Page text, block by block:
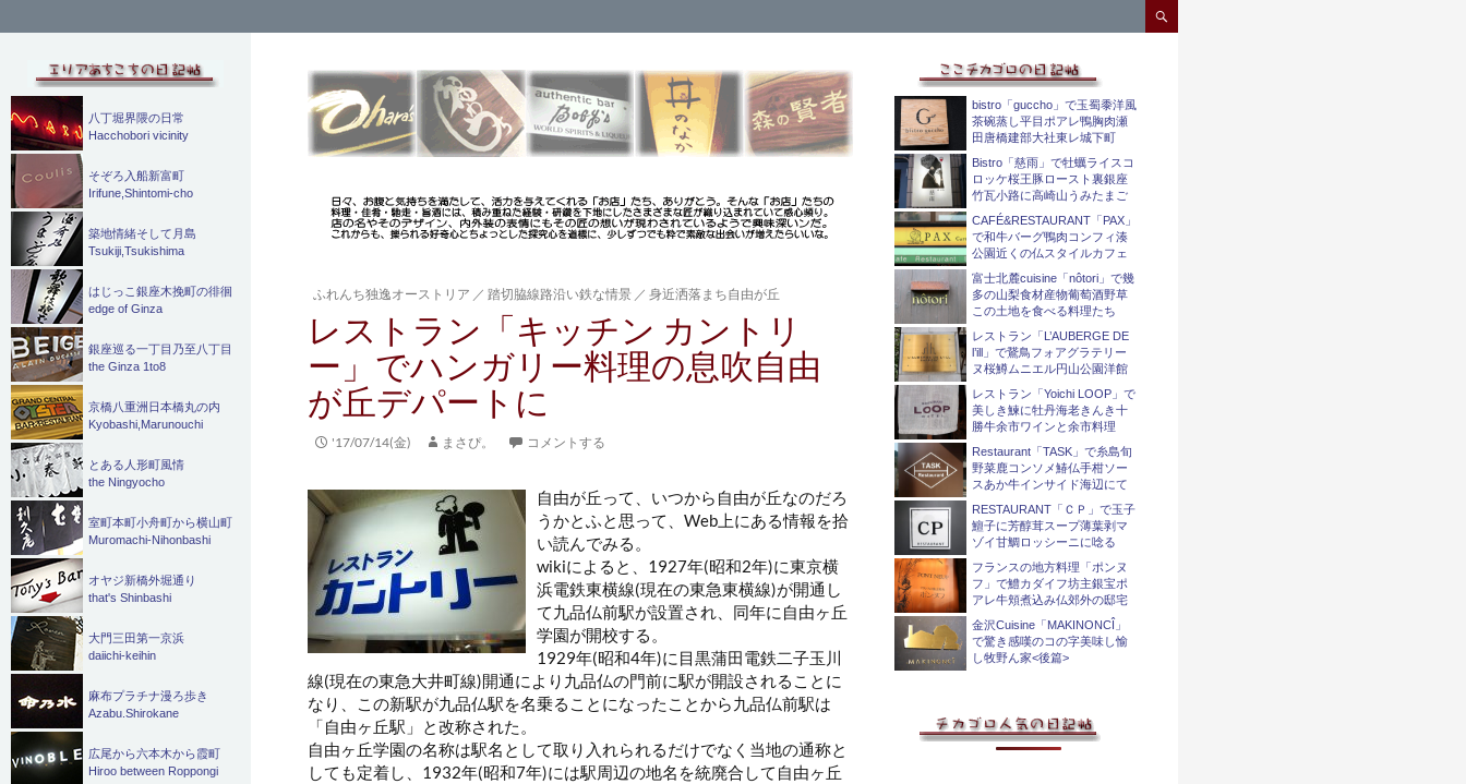
索
ふれんち独逸オーストリア ／踏切脇線路沿い鉄な情景 ／身近洒落まち自由が丘
レストラン「キッチン カントリ
ー」でハンガリー料理の息吹自由
が丘デパートに
'17/07/14(金) まさぴ。 コメントする
自由が丘って、いつから自由が丘なのだろ
うかとふと思って、Web上にある情報を拾
い読んでみる。
wikiによると、1927年(昭和2年)に東京横
浜電鉄東横線(現在の東急東横線)が開通し
て九品仏前駅が設置され、同年に自由ヶ丘
学園が開校する。
1929年(昭和4年)に目黒蒲田電鉄二子玉川
線(現在の東急大井町線)開通により九品仏の門前に駅が開設されることに
なり、この新駅が九品仏駅を名乗ることになったことから九品仏前駅は
「自由ヶ丘駅」と改称された。
自由ヶ丘学園の名称は駅名として取り入れられるだけでなく当地の通称と
しても定着し、1932年(昭和7年)には駅周辺の地名を統廃合して自由ヶ丘
bistro「guccho」で玉蜀黍洋風
茶碗蒸し平目ポアレ鴨胸肉瀬
田唐橋建部大社東レ城下町
Bistro「慈雨」で牡蠣ライスコ
ロッケ桜王豚ロースト裏銀座
竹瓦小路に高崎山うみたまご
CAFÉ&RESTAURANT「PAX」
で和牛バーグ鴨肉コンフィ湊
公園近くの仏スタイルカフェ
富士北麓cuisine「nôtori」で幾
多の山梨食材産物葡萄酒野草
この土地を食べる料理たち
レストラン「L’AUBERGE DE
l’ill」で鵞鳥フォアグラテリー
ヌ桜鱒ムニエル円山公園洋館
レストラン「Yoichi LOOP」で
美しき鰊に牡丹海老きんき十
勝牛余市ワインと余市料理
Restaurant「TASK」で糸島旬
野菜鹿コンソメ鰆仏手柑ソー
スあか牛インサイド海辺にて
RESTAURANT「ＣＰ」で玉子
鱣子に芳醇茸スープ薄葉剥マ
ゾイ甘鯛ロッシーニに唸る
フランスの地方料理「ポンヌ
フ」で鱧カダイフ坊主銀宝ポ
アレ牛頬煮込み仏郊外の邸宅
金沢Cuisine「MAKINONCÎ」
で驚き感嘆のコの字美味し愉
し牧野ん家<後篇>
八丁堀界隈の日常
Hacchobori vicinity
そぞろ入船新富町
Irifune,Shintomi-cho
築地情緒そして月島
Tsukiji,Tsukishima
はじっこ銀座木挽町の徘徊
edge of Ginza
銀座巡る一丁目乃至八丁目
the Ginza 1to8
京橋八重洲日本橋丸の内
Kyobashi,Marunouchi
とある人形町風情
the Ningyocho
室町本町小舟町から横山町
Muromachi-Nihonbashi
オヤジ新橋外堀通り
that's Shinbashi
大門三田第一京浜
daiichi-keihin
麻布プラチナ漫ろ歩き
Azabu.Shirokane
広尾から六本木から霞町
Hiroo between Roppongi